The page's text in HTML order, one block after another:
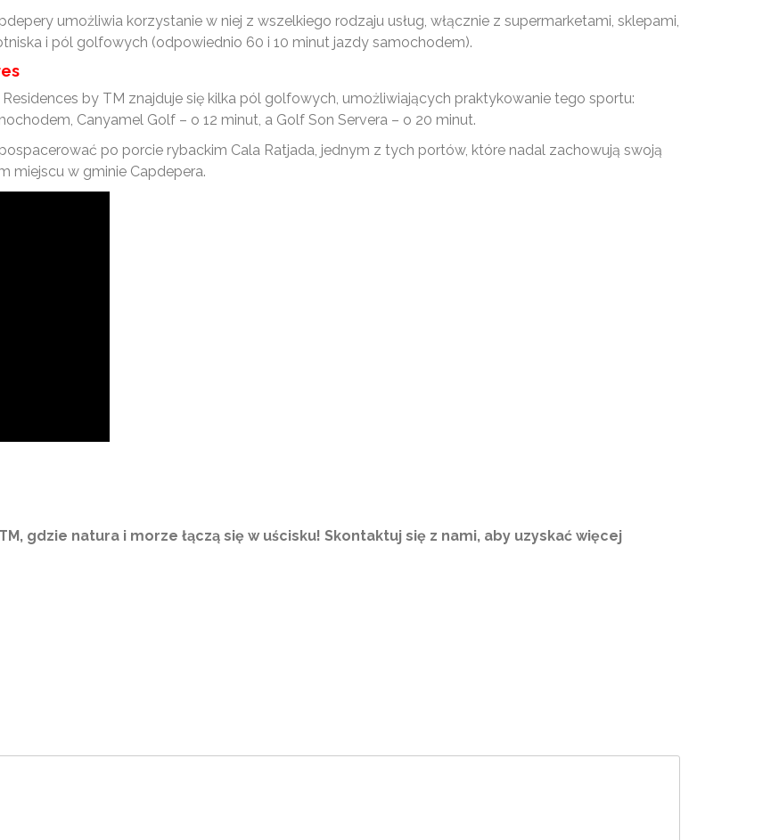
umożliwia korzystanie w niej z wszelkiego rodzaju usług, włącznie z supermarketami, sklepami,
i pól golfowych (odpowiednio 60 i 10 minut jazdy samochodem).
by TM znajduje się kilka pól golfowych, umożliwiających praktykowanie tego sportu:
Canyamel Golf – o 12 minut, a Golf Son Servera – o 20 minut.
po porcie rybackim Cala Ratjada, jednym z tych portów, które nadal zachowują swoją
miejscu w gminie Capdepera.
gdzie natura i morze łączą się w uścisku! Skontaktuj się z nami, aby uzyskać więcej